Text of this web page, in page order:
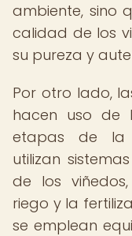
ambiente, sino
calidad de los
su pureza y
Por otro lado,
hacen uso de
etapas de la
utilizan
de los
riego y la
se emplean